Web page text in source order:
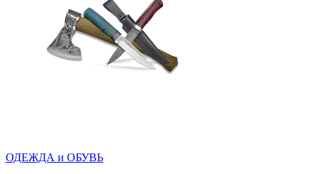
ОДЕЖДА и ОБУВЬ